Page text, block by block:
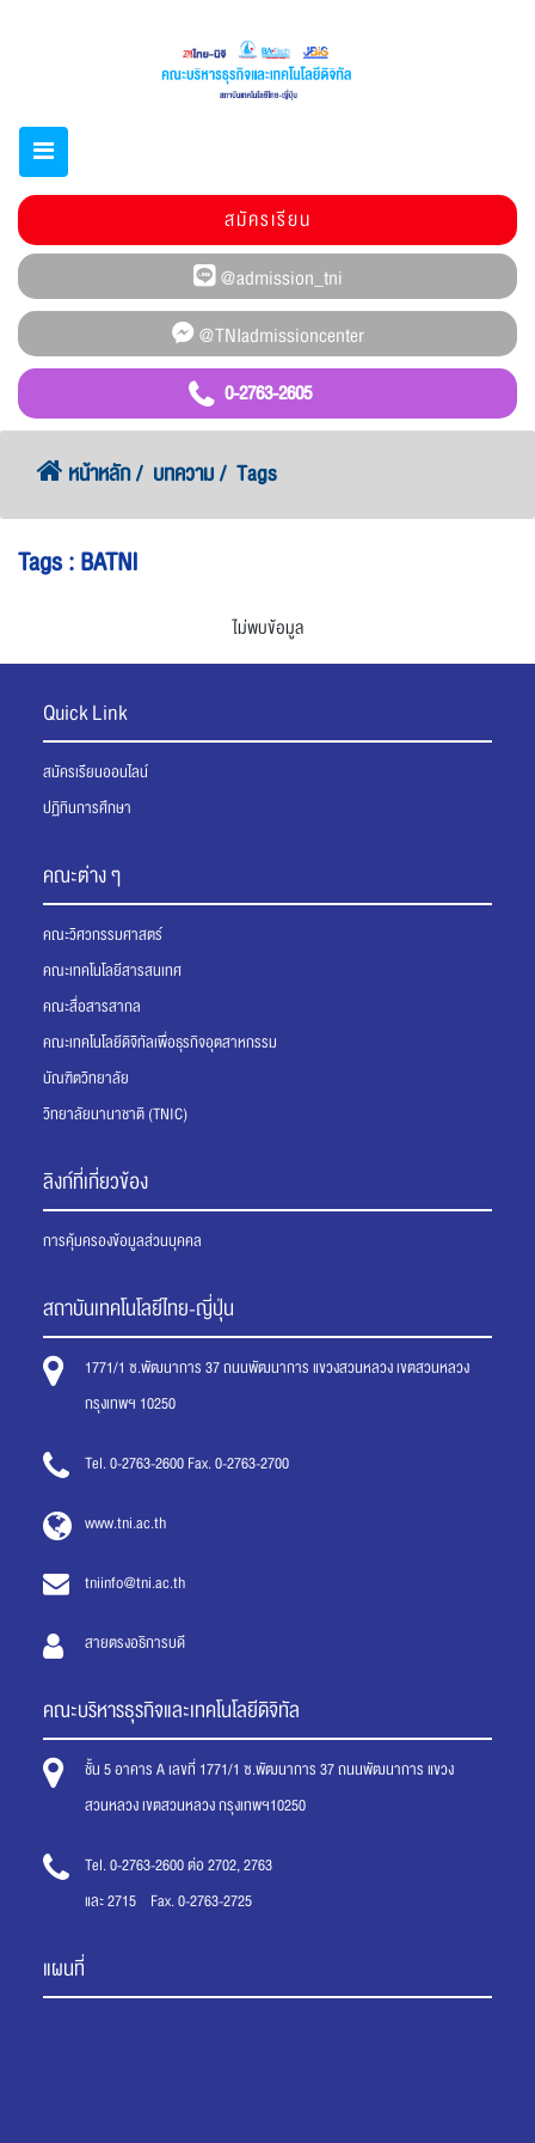
0-2763-2605
สมัครเรียน
หน้าหลัก บทความ Tags
Tags : BATNI
ไม่พบข้อมูล
Quick Link
สมัครเรียนออนไลน์
ปฏิทินการศึกษา
คณะต่าง ๆ
คณะวิศวกรรมศาสตร์
คณะเทคโนโลยีสารสนเทศ
คณะสื่อสารสากล
คณะเทคโนโลยีดิจิทัลเพื่อธุรกิจอุตสาหกรรม
บัณฑิตวิทยาลัย
วิทยาลัยนานาชาติ (TNIC)
ลิงก์ที่เกี่ยวข้อง
การคุ้มครองข้อมูลส่วนบุคคล
สถาบันเทคโนโลยีไทย-ญี่ปุ่น
1771/1 ซ.พัฒนาการ 37 ถนนพัฒนาการ แขวงสวนหลวง เขตสวนหลวง
กรุงเทพฯ 10250
Tel. 0-2763-2600 Fax. 0-2763-2700
www.tni.ac.th
tniinfo@tni.ac.th
สายตรงอธิการบดี
คณะบริหารธุรกิจและเทคโนโลยีดิจิทัล
ชั้น 5 อาคาร A เลขที่ 1771/1 ซ.พัฒนาการ 37 ถนนพัฒนาการ แขวง
สวนหลวง เขตสวนหลวง กรุงเทพฯ10250
Tel. 0-2763-2600 ต่อ 2702, 2763
และ 2715 Fax. 0-2763-2725
แผนที่